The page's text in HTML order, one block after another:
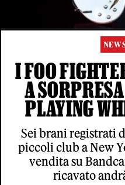
I FOO
A
PLAYING
Sei brani registrati
piccoli club a New
vendita su
ricavato